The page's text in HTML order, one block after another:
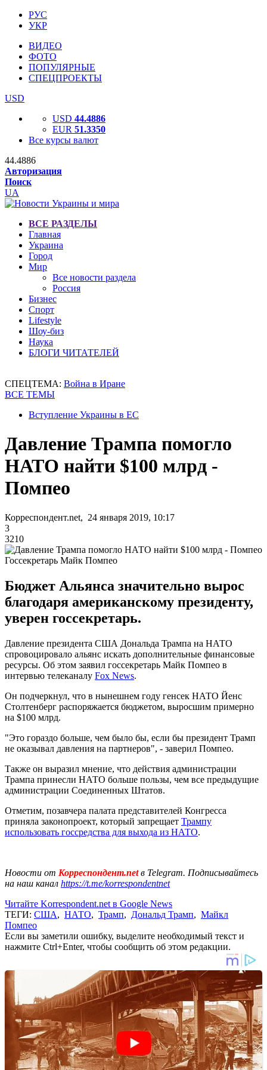
РУС
УКР
ВИДЕО
ФОТО
ПОПУЛЯРНЫЕ
СПЕЦПРОЕКТЫ
USD
USD 44.4886
EUR 51.3350
Все курсы валют
44.4886
Авторизация
Поиск
UA
ВСЕ РАЗДЕЛЫ
Главная
Украина
Город
Мир
Все новости раздела
Россия
Бизнес
Спорт
Lifestyle
Шоу-биз
Наука
БЛОГИ ЧИТАТЕЛЕЙ
СПЕЦТЕМА: Война в Иране
ВСЕ ТЕМЫ
Вступление Украины в ЕС
Давление Трампа помогло
НАТО найти $100 млрд -
Помпео
Корреспондент.net, 24 января 2019, 10:17
3
3210
Госсекретарь Майк Помпео
Бюджет Альянса значительно вырос
благодаря американскому президенту,
уверен госсекретарь.
Давление президента США Дональда Трампа на НАТО
спровоцировало альянс искать дополнительные финансовые
ресурсы. Об этом заявил госсекретарь Майк Помпео в
интервью телеканалу Fox News.
Он подчеркнул, что в нынешнем году генсек НАТО Йенс
Столтенберг распоряжается бюджетом, выросшим примерно
на $100 млрд.
"Это гораздо больше, чем было бы, если бы президент Трамп
не оказывал давления на партнеров"​, - заверил Помпео.
Также он выразил мнение, что действия администрации
Трампа принесли НАТО больше пользы, чем все предыдущие
администрации Соединенных Штатов.
Отметим, позавчера палата представителей Конгресса
приняла законопроект, который запрещает Трампу
использовать госсредства для выхода из НАТО.
Новости от Корреспондент.netв Telegram. Подписывайтесь
на наш канал https://t.me/korrespondentnet
Читайте Korrespondent.net в Google News
ТЕГИ: США, НАТО, Трамп, Дональд Трамп, Майкл
Помпео
Если вы заметили ошибку, выделите необходимый текст и
нажмите Ctrl+Enter, чтобы сообщить об этом редакции.